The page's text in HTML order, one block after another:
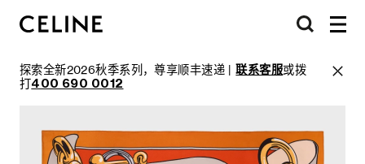
探索全新2026秋季系列，尊享顺丰速递 |联系客服或拨
打400 690 0012